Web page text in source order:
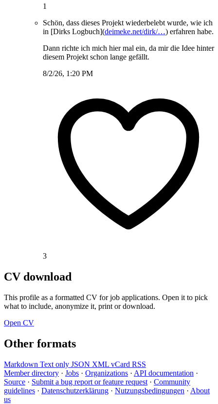
1
Schön, dass dieses Projekt wiederbelebt wurde, wie ich
in [Dirks Logbuch](deimeke.net/dirk/…) erfahren habe.
Dann richte ich mich hier mal ein, da mir die Idee hinter
diesem Projekt schon lange gefällt.
8/2/26, 1:20 PM
3
CV download
This profile as a formatted CV for job applications. Open it to pick
what to include, anonymize it, print or download.
Open CV
Other formats
Markdown Text only JSON XML vCard RSS
Member directory · Jobs · Organizations · API documentation ·
Source · Submit a bug report or feature request · Community
guidelines · Datenschutzerklärung · Nutzungsbedingungen · About
us